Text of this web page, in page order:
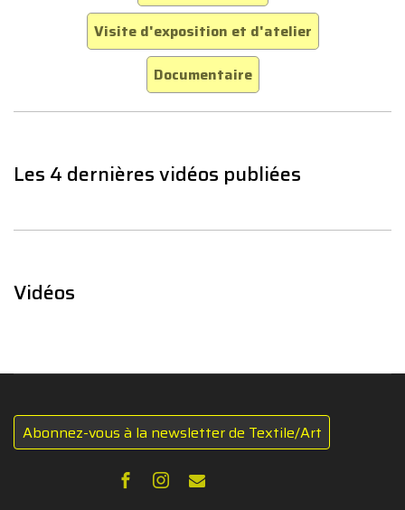
Visite d'exposition et d'atelier
Documentaire
Les 4 dernières vidéos publiées
Vidéos
Abonnez-vous à la newsletter de Textile/Art